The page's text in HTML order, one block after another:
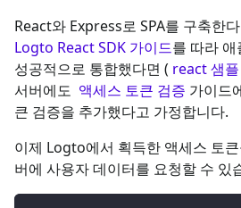
React와 Express로 SPA를 구축한
Logto React SDK 가이드를 따라
성공적으로 통합했다면 ( react 샘
서버에도 액세스 토큰 검증 가이드
큰 검증을 추가했다고 가정합니다.
이제 Logto에서 획득한 액세스 토
버에 사용자 데이터를 요청할 수 있